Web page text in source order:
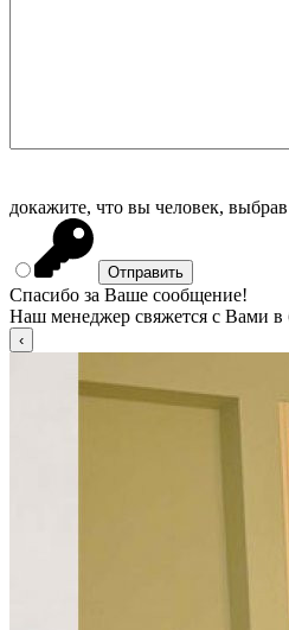
докажите, что вы человек, выбрав
Спасибо за Ваше сообщение!
Наш менеджер свяжется с Вами в